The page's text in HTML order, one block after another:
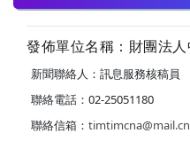
發佈單位名稱：財團法
新聞聯絡人：訊息服務核稿員
聯絡電話：02-25051180
聯絡信箱：